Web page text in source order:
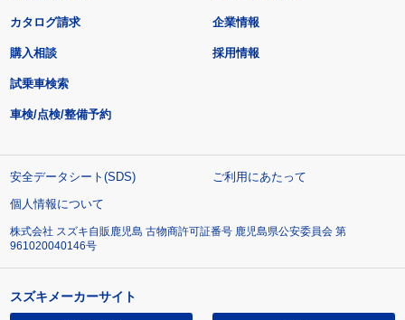
カタログ請求
購入相談
試乗車検索
車検/点検/整備予約
企業情報
採用情報
安全データシート(SDS)
ご利用にあたって
個人情報について
株式会社 スズキ自販鹿児島 古物商許可証番号 鹿児島県公安委員会 第
961020040146号
スズキメーカーサイト